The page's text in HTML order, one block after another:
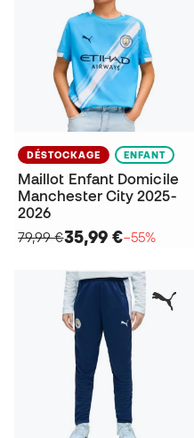
DÉSTOCKAGE ENFANT
Maillot Enfant Domicile
Manchester City 2025-
2026
79,99 €35,99 €−55%